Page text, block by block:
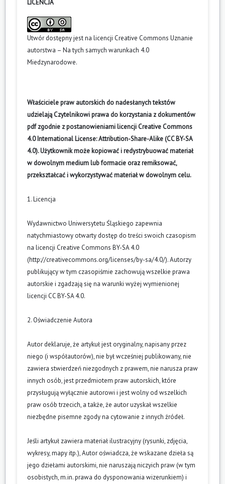
LICENCJA
Utwór dostępny jest na licencji Creative Commons Uznanie
autorstwa – Na tych samych warunkach 4.0
Miedzynarodowe.
Właściciele praw autorskich do nadesłanych tekstów
udzielają Czytelnikowi prawa do korzystania z dokumentów
pdf zgodnie z postanowieniami licencji Creative Commons
4.0 International License: Attribution-Share-Alike (CC BY-SA
4.0). Użytkownik może kopiować i redystrybuować materiał
w dowolnym medium lub formacie oraz remiksować,
przekształcać i wykorzystywać materiał w dowolnym celu.
1. Licencja
Wydawnictwo Uniwersytetu Śląskiego zapewnia
natychmiastowy otwarty dostęp do treści swoich czasopism
na licencji Creative Commons BY-SA 4.0
(http://creativecommons.org/licenses/by-sa/4.0/). Autorzy
publikujący w tym czasopiśmie zachowują wszelkie prawa
autorskie i zgadzają się na warunki wyżej wymienionej
licencji CC BY-SA 4.0.
2. Oświadczenie Autora
Autor deklaruje, że artykuł jest oryginalny, napisany przez
niego (i współautorów), nie był wcześniej publikowany, nie
zawiera stwierdzeń niezgodnych z prawem, nie narusza praw
innych osób, jest przedmiotem praw autorskich, które
przysługują wyłącznie autorowi i jest wolny od wszelkich
praw osób trzecich, a także, że autor uzyskał wszelkie
niezbędne pisemne zgody na cytowanie z innych źródeł.
Jeśli artykuł zawiera materiał ilustracyjny (rysunki, zdjęcia,
wykresy, mapy itp.), Autor oświadcza, że wskazane dzieła są
jego dziełami autorskimi, nie naruszają niczyich praw (w tym
osobistych, m.in. prawa do dysponowania wizerunkiem) i